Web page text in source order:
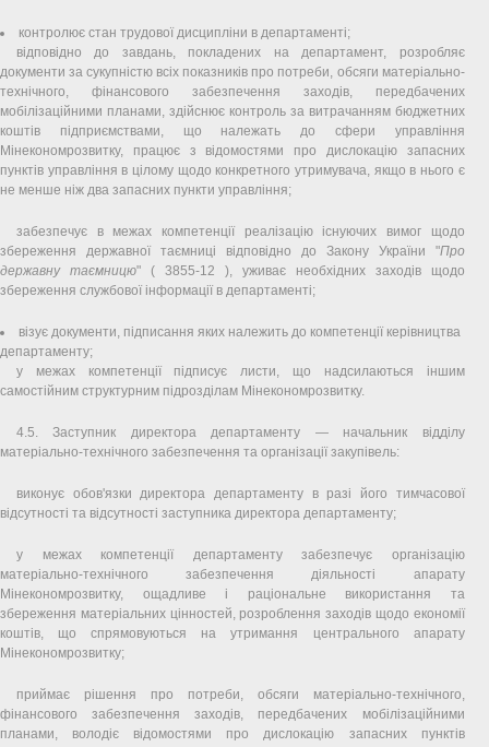
контролює стан трудової дисципліни в департаменті;
відповідно до завдань, покладених на департамент, розробляє
документи за сукупністю всіх показників про потреби, обсяги матеріально-
технічного, фінансового забезпечення заходів, передбачених
мобілізаційними планами, здійснює контроль за витрачанням бюджетних
коштів підприємствами, що належать до сфери управління
Мінекономрозвитку, працює з відомостями про дислокацію запасних
пунктів управління в цілому щодо конкретного утримувача, якщо в нього є
не менше ніж два запасних пункти управління;
забезпечує в межах компетенції реалізацію існуючих вимог щодо
збереження державної таємниці відповідно до Закону України "Про
державну таємницю" ( 3855-12 ), уживає необхідних заходів щодо
збереження службової інформації в департаменті;
візує документи, підписання яких належить до компетенції керівництва
департаменту;
у межах компетенції підписує листи, що надсилаються іншим
самостійним структурним підрозділам Мінекономрозвитку.
4.5. Заступник директора департаменту — начальник відділу
матеріально-технічного забезпечення та організації закупівель:
виконує обов'язки директора департаменту в разі його тимчасової
відсутності та відсутності заступника директора департаменту;
у межах компетенції департаменту забезпечує організацію
матеріально-технічного забезпечення діяльності апарату
Мінекономрозвитку, ощадливе і раціональне використання та
збереження матеріальних цінностей, розроблення заходів щодо економії
коштів, що спрямовуються на утримання центрального апарату
Мінекономрозвитку;
приймає рішення про потреби, обсяги матеріально-технічного,
фінансового забезпечення заходів, передбачених мобілізаційними
планами, володіє відомостями про дислокацію запасних пунктів